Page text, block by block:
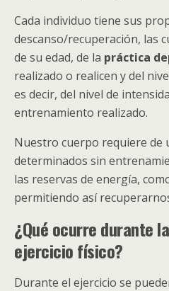
Cada individuo tiene sus
descanso/recuperación, las
de su edad, de la práctica
realizado o realicen y del
es decir, del nivel de
entrenamiento realizado.
Nuestro cuerpo requiere de
determinados sin
las reservas de energía,
permitiendo así
¿Qué ocurre durante
ejercicio físico?
Durante el ejercicio se